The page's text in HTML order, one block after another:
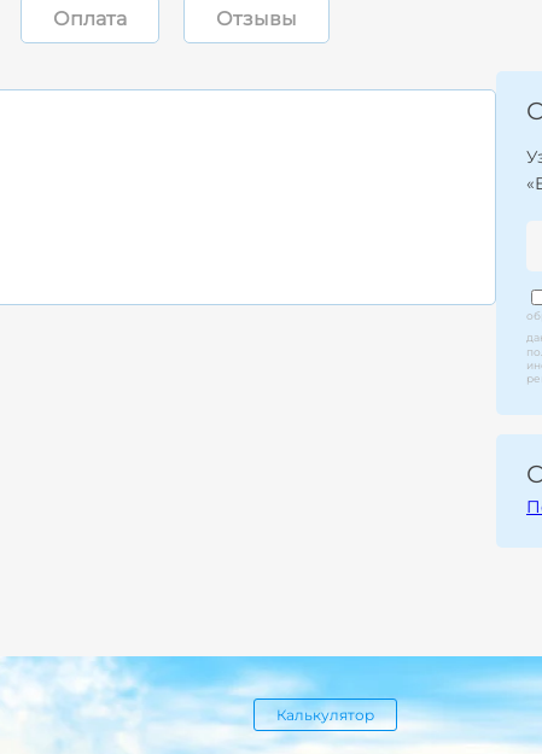
Оплата Отзывы
Калькулятор